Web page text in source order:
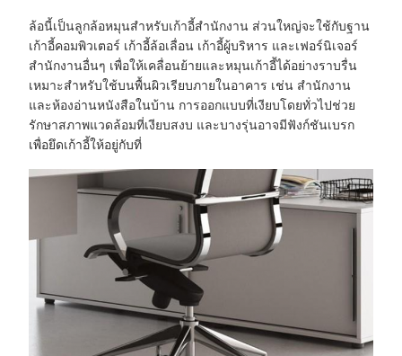
ล้อนี้เป็นลูกล้อหมุนสำหรับเก้าอี้สำนักงาน ส่วนใหญ่จะใช้กับฐาน
เก้าอี้คอมพิวเตอร์ เก้าอี้ล้อเลื่อน เก้าอี้ผู้บริหาร และเฟอร์นิเจอร์
สำนักงานอื่นๆ เพื่อให้เคลื่อนย้ายและหมุนเก้าอี้ได้อย่างราบรื่น
เหมาะสำหรับใช้บนพื้นผิวเรียบภายในอาคาร เช่น สำนักงาน
และห้องอ่านหนังสือในบ้าน การออกแบบที่เงียบโดยทั่วไปช่วย
รักษาสภาพแวดล้อมที่เงียบสงบ และบางรุ่นอาจมีฟังก์ชันเบรก
เพื่อยึดเก้าอี้ให้อยู่กับที่